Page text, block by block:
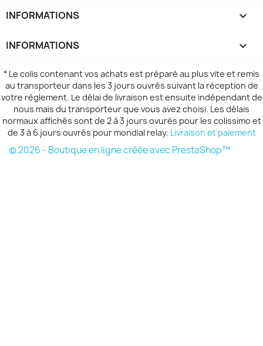
INFORMATIONS keyboard_arrow_down
INFORMATIONS 
* Le colis contenant vos achats est préparé au plus vite et remis
au transporteur dans les 3 jours ouvrés suivant la réception de
votre règlement. Le délai de livraison est ensuite indépendant de
nous mais du transporteur que vous avez choisi. Les délais
normaux affichés sont de 2 à 3 jours ovurés pour les colissimo et
de 3 à 6 jours ouvrés pour mondial relay. Livraison et paiement
© 2026 - Boutique en ligne créée avec PrestaShop™